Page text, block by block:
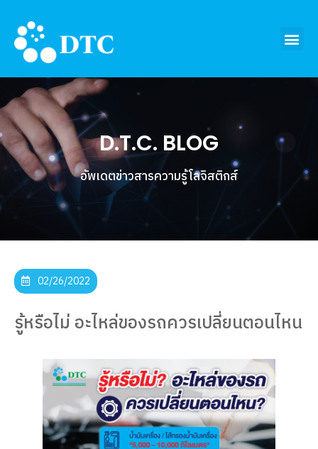
D.T.C. BLOG
อัพเดตข่าวสารความรู้โลจิสติกส์
02/26/2022
รู้หรือไม่ อะไหล่ของรถควรเปลี่ยนตอนไหน